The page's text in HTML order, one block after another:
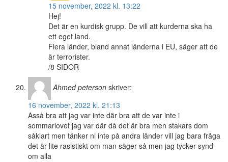
15 november, 2022 kl. 13:22
Hej!
Det är en kurdisk grupp. De vill att kurderna ska ha
ett eget land.
Flera länder, bland annat länderna i EU, säger att de
är terrorister.
/8 SIDOR
Ahmed peterson skriver:
16 november, 2022 kl. 21:13
Asså bra att jag var inte där bra att de var inte i
sommarlovet jag var där då det är bra men stakars dom
såklart men tänker ni inte på andra länder vill jag bara fråga
det är lite rasistiskt om man säger så men jag tycker synd
om alla